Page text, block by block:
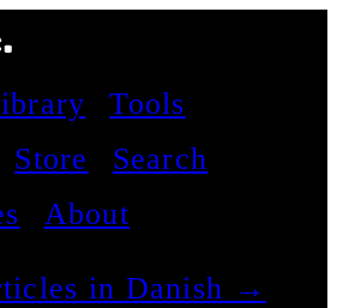
Tools
Store
Search
About
in Danish →